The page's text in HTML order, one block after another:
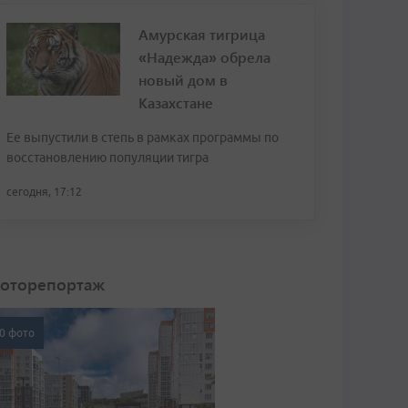
Амурская тигрица
«Надежда» обрела
новый дом в
Казахстане
Ее выпустили в степь в рамках программы по
восстановлению популяции тигра
сегодня, 17:12
фото